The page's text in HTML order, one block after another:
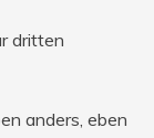
dritten
anders, eben